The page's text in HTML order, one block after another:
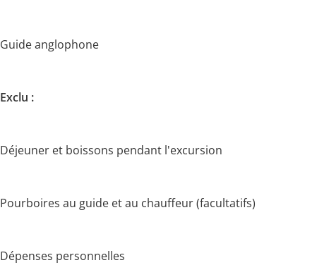
Guide anglophone
Exclu :
Déjeuner et boissons pendant l'excursion
Pourboires au guide et au chauffeur (facultatifs)
Dépenses personnelles